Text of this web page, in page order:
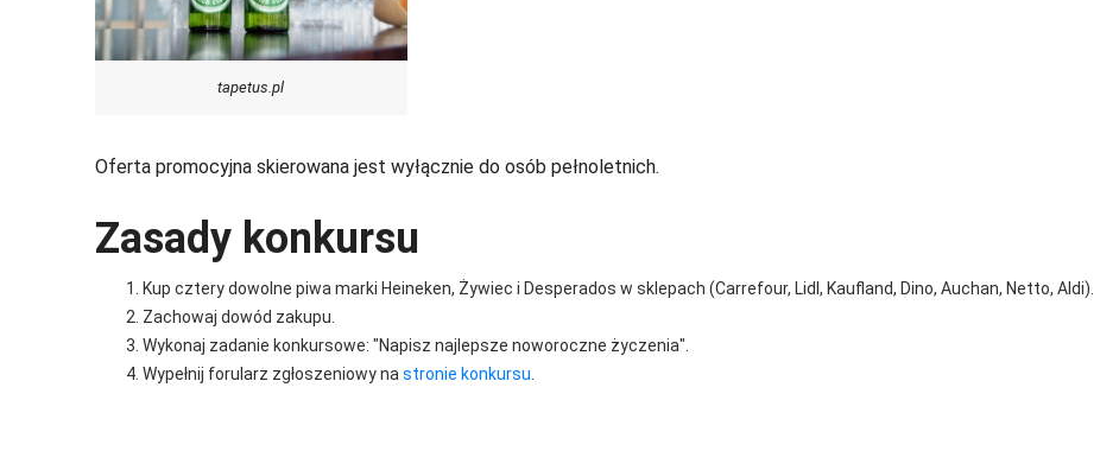
tapetus.pl
Oferta promocyjna skierowana jest wyłącznie do osób pełnoletnich.
Zasady konkursu
Kup cztery dowolne piwa marki Heineken, Żywiec i Desperados w sklepach (Carrefour, Lidl, Kaufland, Dino, Auchan, Netto, Aldi).
Zachowaj dowód zakupu.
Wykonaj zadanie konkursowe: "Napisz najlepsze noworoczne życzenia".
Wypełnij forularz zgłoszeniowy na stronie konkursu